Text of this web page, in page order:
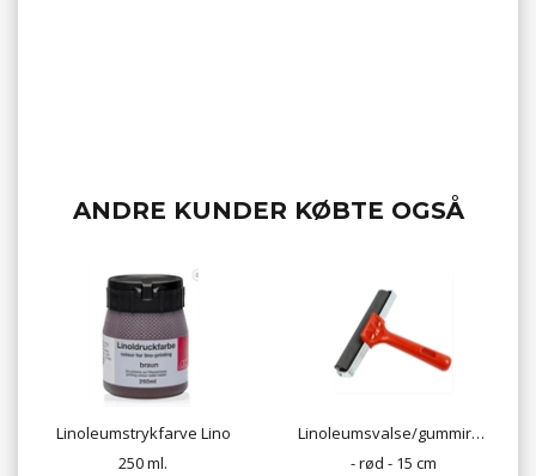
ANDRE KUNDER KØBTE OGSÅ
Linoleumstrykfarve Lino
250 ml.
Linoleumsvalse/gummirulle
- rød - 15 cm